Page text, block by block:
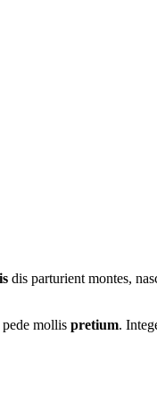
dis parturient montes,
mollis pretium.